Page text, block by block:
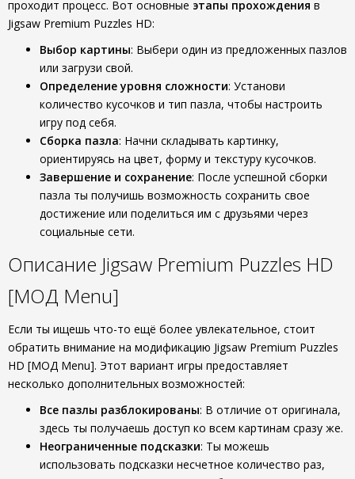
проходит процесс. Вот основные этапы прохождения в
Jigsaw Premium Puzzles HD:
Выбор картины: Выбери один из предложенных пазлов
или загрузи свой.
Определение уровня сложности: Установи
количество кусочков и тип пазла, чтобы настроить
игру под себя.
Сборка пазла: Начни складывать картинку,
ориентируясь на цвет, форму и текстуру кусочков.
Завершение и сохранение: После успешной сборки
пазла ты получишь возможность сохранить свое
достижение или поделиться им с друзьями через
социальные сети.
Описание Jigsaw Premium Puzzles HD
[МОД Menu]
Если ты ищешь что-то ещё более увлекательное, стоит
обратить внимание на модификацию Jigsaw Premium Puzzles
HD [МОД Menu]. Этот вариант игры предоставляет
несколько дополнительных возможностей:
Все пазлы разблокированы: В отличие от оригинала,
здесь ты получаешь доступ ко всем картинам сразу же.
Неограниченные подсказки: Ты можешь
использовать подсказки несчетное количество раз,